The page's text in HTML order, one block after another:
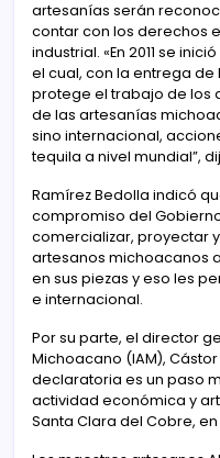
artesanías serán
contar con los derechos
industrial. «En 2011 se
el cual, con la entrega
protege el trabajo de los
de las artesanías
sino internacional,
tequila a nivel mundial”,
Ramírez Bedolla indicó
compromiso del
comercializar, proyectar
artesanos michoacanos
en sus piezas y eso les
e internacional.
Por su parte, el director
Michoacano (IAM),
declaratoria es un paso
actividad económica y
Santa Clara del Cobre,